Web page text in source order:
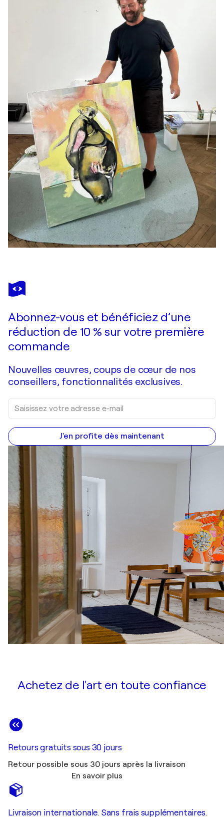
Abonnez-vous et bénéficiez d’une
réduction de 10 % sur votre première
commande
Nouvelles œuvres, coups de cœur de nos
conseillers, fonctionnalités exclusives.
J'en profite dès maintenant
Achetez de l'art en toute confiance
Retours gratuits sous 30 jours
Retour possible sous 30 jours après la livraison
En savoir plus
Livraison internationale. Sans frais supplémentaires.